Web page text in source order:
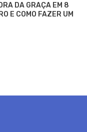
DA GRAÇA EM 8
E COMO FAZER UM